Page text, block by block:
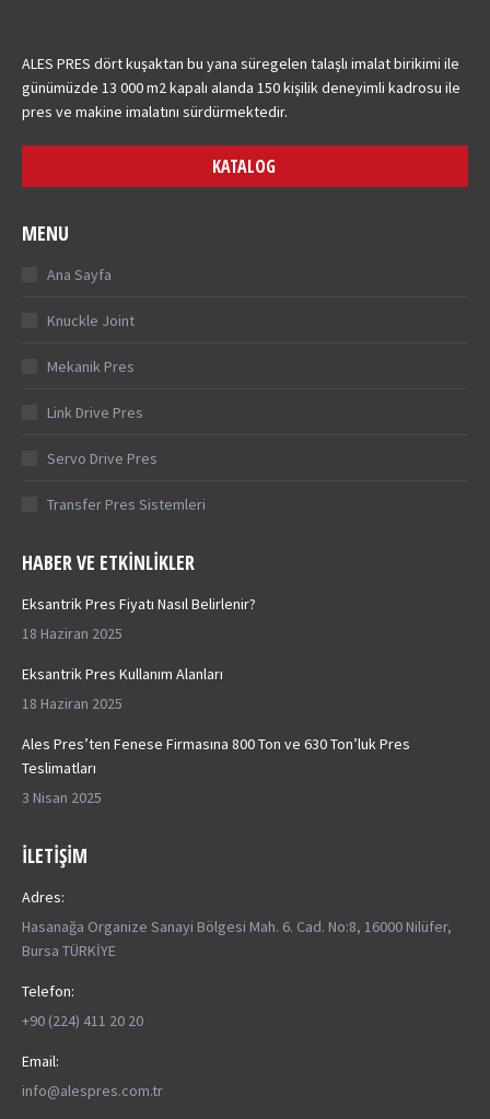
ALES PRES dört kuşaktan bu yana süregelen talaşlı imalat birikimi ile
günümüzde 13 000 m2 kapalı alanda 150 kişilik deneyimli kadrosu ile
pres ve makine imalatını sürdürmektedir.
KATALOG
MENU
Ana Sayfa
Knuckle Joint
Mekanik Pres
Link Drive Pres
Servo Drive Pres
Transfer Pres Sistemleri
HABER VE ETKINLIKLER
Eksantrik Pres Fiyatı Nasıl Belirlenir?
18 Haziran 2025
Eksantrik Pres Kullanım Alanları
18 Haziran 2025
Ales Pres’ten Fenese Firmasına 800 Ton ve 630 Ton’luk Pres
Teslimatları
3 Nisan 2025
İLETIŞIM
Adres:
Hasanağa Organize Sanayi Bölgesi Mah. 6. Cad. No:8, 16000 Nilüfer,
Bursa TÜRKİYE
Telefon:
+90 (224) 411 20 20
Email:
info@alespres.com.tr